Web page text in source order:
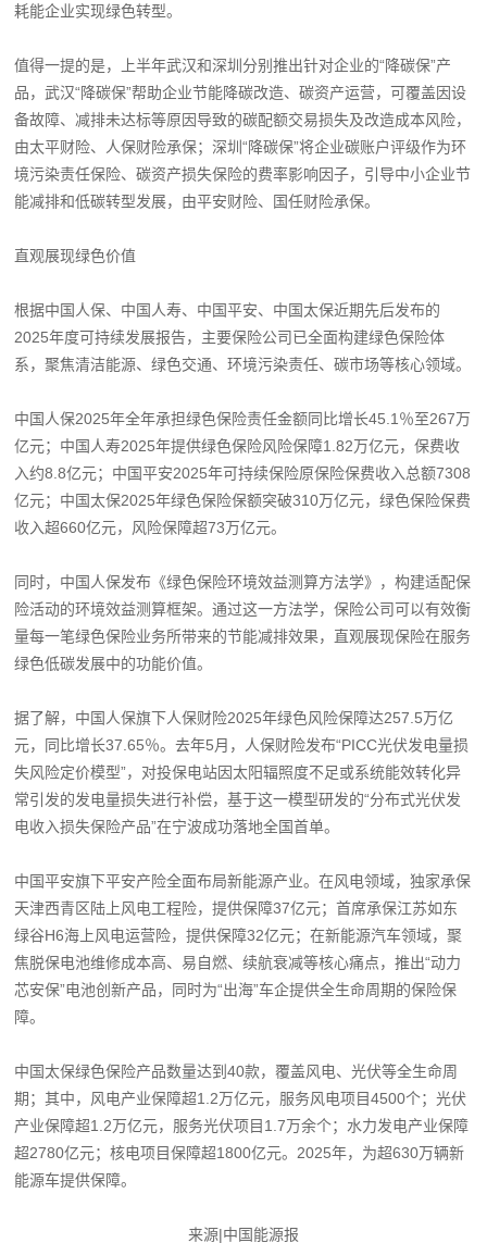
耗能企业实现绿色转型。
值得一提的是，上半年武汉和深圳分别推出针对企业的“降碳保”产
品，武汉“降碳保”帮助企业节能降碳改造、碳资产运营，可覆盖因设
备故障、减排未达标等原因导致的碳配额交易损失及改造成本风险，
由太平财险、人保财险承保；深圳“降碳保”将企业碳账户评级作为环
境污染责任保险、碳资产损失保险的费率影响因子，引导中小企业节
能减排和低碳转型发展，由平安财险、国任财险承保。
直观展现绿色价值
根据中国人保、中国人寿、中国平安、中国太保近期先后发布的
2025年度可持续发展报告，主要保险公司已全面构建绿色保险体
系，聚焦清洁能源、绿色交通、环境污染责任、碳市场等核心领域。
中国人保2025年全年承担绿色保险责任金额同比增长45.1％至267万
亿元；中国人寿2025年提供绿色保险风险保障1.82万亿元，保费收
入约8.8亿元；中国平安2025年可持续保险原保险保费收入总额7308
亿元；中国太保2025年绿色保险保额突破310万亿元，绿色保险保费
收入超660亿元，风险保障超73万亿元。
同时，中国人保发布《绿色保险环境效益测算方法学》，构建适配保
险活动的环境效益测算框架。通过这一方法学，保险公司可以有效衡
量每一笔绿色保险业务所带来的节能减排效果，直观展现保险在服务
绿色低碳发展中的功能价值。
据了解，中国人保旗下人保财险2025年绿色风险保障达257.5万亿
元，同比增长37.65％。去年5月，人保财险发布“PICC光伏发电量损
失风险定价模型”，对投保电站因太阳辐照度不足或系统能效转化异
常引发的发电量损失进行补偿，基于这一模型研发的“分布式光伏发
电收入损失保险产品”在宁波成功落地全国首单。
中国平安旗下平安产险全面布局新能源产业。在风电领域，独家承保
天津西青区陆上风电工程险，提供保障37亿元；首席承保江苏如东
绿谷H6海上风电运营险，提供保障32亿元；在新能源汽车领域，聚
焦脱保电池维修成本高、易自燃、续航衰减等核心痛点，推出“动力
芯安保”电池创新产品，同时为“出海”车企提供全生命周期的保险保
障。
中国太保绿色保险产品数量达到40款，覆盖风电、光伏等全生命周
期；其中，风电产业保障超1.2万亿元，服务风电项目4500个；光伏
产业保障超1.2万亿元，服务光伏项目1.7万余个；水力发电产业保障
超2780亿元；核电项目保障超1800亿元。2025年，为超630万辆新
能源车提供保障。
来源|中国能源报